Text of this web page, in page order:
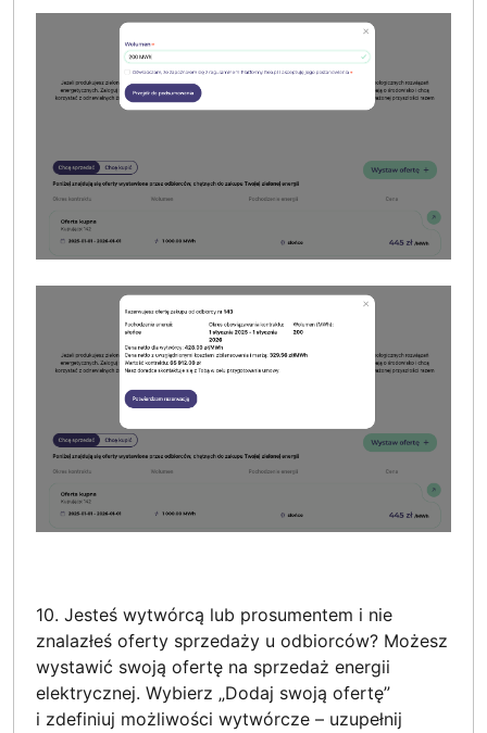
10. Jesteś wytwórcą lub prosumentem i nie
znalazłeś oferty sprzedaży u odbiorców? Możesz
wystawić swoją ofertę na sprzedaż energii
elektrycznej. Wybierz „Dodaj swoją ofertę”
i zdefiniuj możliwości wytwórcze – uzupełnij